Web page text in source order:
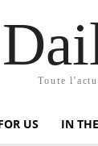
Toute
US IN